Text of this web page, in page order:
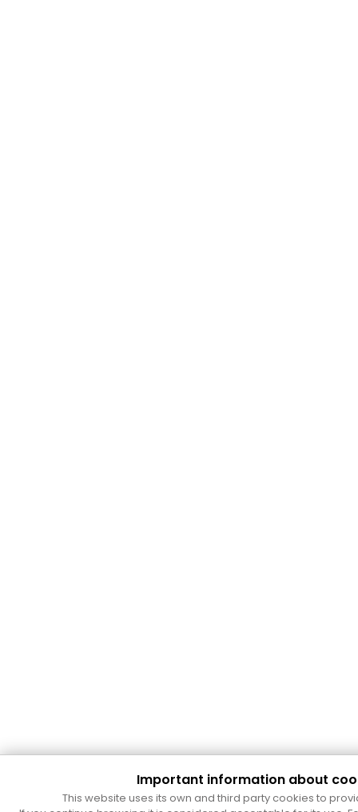
Important information about
This website uses its own and third party cookies to